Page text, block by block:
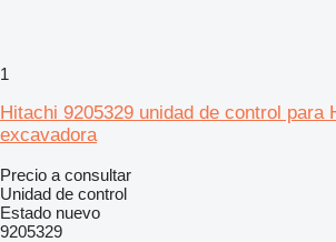
1
Hitachi 9205329 unidad de control para
excavadora
Precio a consultar
Unidad de control
Estado nuevo
9205329